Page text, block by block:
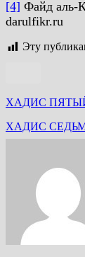
[4] Файд аль-
darulfikr.ru
Эту
по
записям